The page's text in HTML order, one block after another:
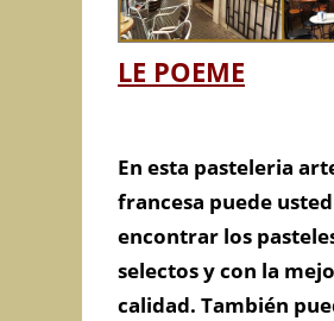
LE POEME
En esta pasteleria
francesa puede usted
encontrar los
selectos y con la
calidad. También
This page can't load
Maps correctly.